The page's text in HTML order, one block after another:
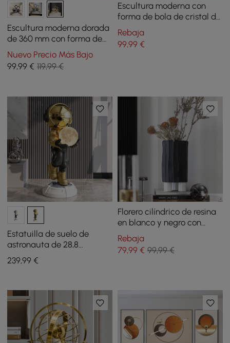
Escultura moderna dorada
de 360 mm con forma de
cisne en pareja, adorno
artístico, mesa del hogar,
estatua
Nuevo Precio Más Bajo
99,99 € 119,99 €
Escultura moderna con
forma de bola de cristal de
250 mm, decoración
artística 3D, adorno
molecular, sala de estar
Rebaja
99,99€
Estatuilla de suelo de
astronauta de 28,8
pulgadas para decoración
artística con lámpara de
239,99 €
Florero cilíndrico de resina
en blanco y negro con
rayas verticales,
decoración geométrica
abstracta
Rebaja
79,99€ 99,99 €